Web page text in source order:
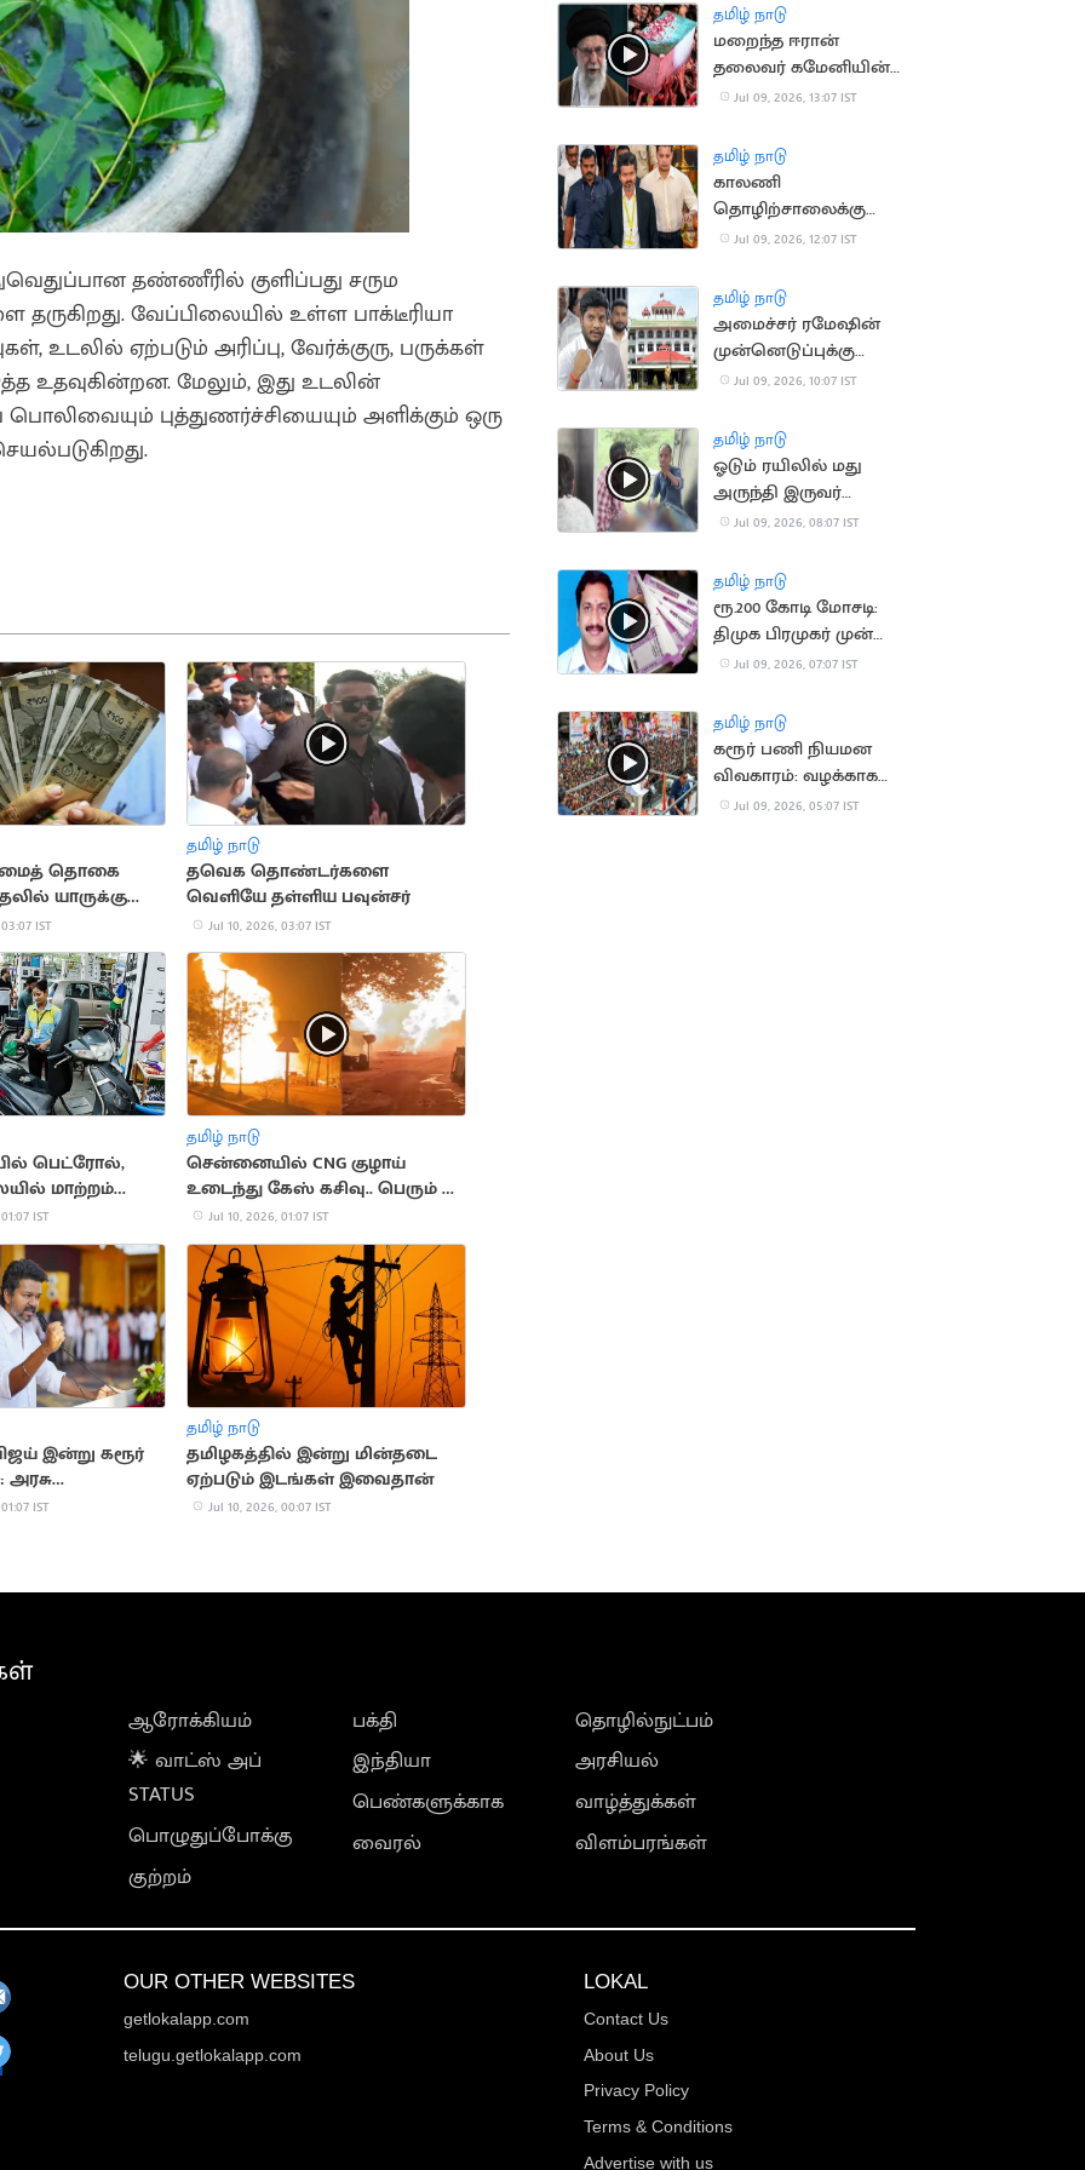
தண்ணீரில் குளிப்பது சரும
வேப்பிலையில் உள்ள பாக்டீரியா
உடலில் ஏற்படும் அரிப்பு, வேர்க்குரு, பருக்கள்
உதவுகின்றன. மேலும், இது உடலின்
பொலிவையும் புத்துணர்ச்சியையும் அளிக்கும் ஒரு
தொகை
யாருக்கு
IST
தமிழ் நாடு
தவெக தொண்டர்களை
வெளியே தள்ளிய பவுன்சர்
Jul 10, 2026, 03:07 IST
பெட்ரோல்,
மாற்றம்
IST
தமிழ் நாடு
சென்னையில் CNG குழாய்
உடைந்து கேஸ் கசிவு.. பெரும் தீ
விபத்து
Jul 10, 2026, 01:07 IST
இன்று கரூர்
அரசு
பங்கேற்பு
IST
தமிழ் நாடு
தமிழகத்தில் இன்று மின்தடை
ஏற்படும் இடங்கள் இவைதான்
Jul 10, 2026, 00:07 IST
தமிழ் நாடு
மறைந்த ஈரான்
தலைவர் கமேனியின்
இறுதி ஊர்வலம்
Jul 09, 2026, 13:07 IST
தமிழ் நாடு
காலணி
தொழிற்சாலைக்கு
நாளை அடிக்கல்
Jul 09, 2026, 12:07 IST
தமிழ் நாடு
அமைச்சர் ரமேஷின்
முன்னெடுப்புக்கு
நீதிமன்றம் வரவேற்பு
Jul 09, 2026, 10:07 IST
தமிழ் நாடு
ஓடும் ரயிலில் மது
அருந்தி இருவர்
அட்டகாசம்: பயணிகள்
Jul 09, 2026, 08:07 IST
தமிழ் நாடு
ரூ.200 கோடி மோசடி:
திமுக பிரமுகர் முன்
ஜாமீன் தள்ளுபடி
Jul 09, 2026, 07:07 IST
தமிழ் நாடு
கரூர் பணி நியமன
விவகாரம்: வழக்காக
விசாரிக்க
Jul 09, 2026, 05:07 IST
ஆரோக்கியம்
🌟 வாட்ஸ் அப்
STATUS
பொழுதுப்போக்கு
குற்றம்
பக்தி
இந்தியா
பெண்களுக்காக
வைரல்
தொழில்நுட்பம்
அரசியல்
வாழ்த்துக்கள்
விளம்பரங்கள்
OUR OTHER WEBSITES
getlokalapp.com
telugu.getlokalapp.com
LOKAL
Contact Us
About Us
Privacy Policy
Terms & Conditions
Advertise with us